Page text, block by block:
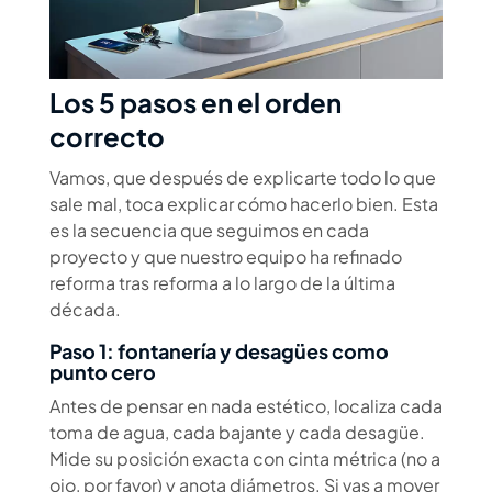
Los 5 pasos en el orden
correcto
Vamos, que después de explicarte todo lo que
sale mal, toca explicar cómo hacerlo bien. Esta
es la secuencia que seguimos en cada
proyecto y que nuestro equipo ha refinado
reforma tras reforma a lo largo de la última
década.
Paso 1: fontanería y desagües como
punto cero
Antes de pensar en nada estético, localiza cada
toma de agua, cada bajante y cada desagüe.
Mide su posición exacta con cinta métrica (no a
ojo, por favor) y anota diámetros. Si vas a mover